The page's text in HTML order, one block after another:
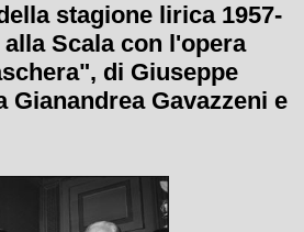
stagione lirica 1957-
alla Scala con l'opera
di Giuseppe
Gianandrea Gavazzeni e